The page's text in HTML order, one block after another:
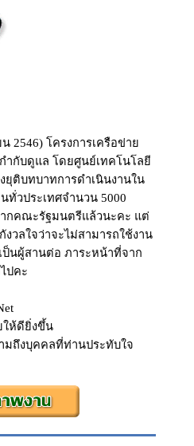
2546) โครงการเครือข่าย
กำกับดูแล โดยศูนย์เทคโนโลยี
ยุติบทบาทการดำเนินงานใน
ทั่วประเทศจำนวน 5000
กคณะรัฐมนตรีแล้วนะคะ แต่
วลใจว่าจะไม่สามารถใช้งาน
ป็นผู้สานต่อ ภาระหน้าที่จาก
ปคะ
ให้ดียิ่งขึ้น
มถึงบุคคลที่ท่านประทับใจ